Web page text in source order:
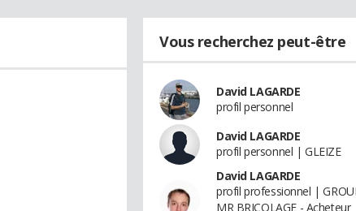
Vous recherchez peut-être
David LAGARDE
profil personnel
David LAGARDE
profil personnel | GLEIZE
David LAGARDE
profil professionnel |
MR BRICOLAGE - Acheteur